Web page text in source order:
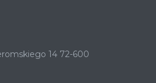
14 72-600